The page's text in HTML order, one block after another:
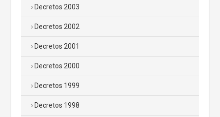
Decretos 2003
Decretos 2002
Decretos 2001
Decretos 2000
Decretos 1999
Decretos 1998